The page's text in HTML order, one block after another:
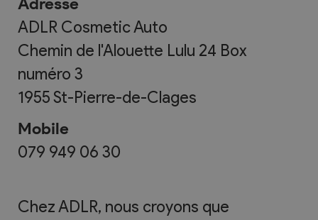
ADLR Cosmetic Auto
Chemin de l'Alouette Lulu 24 Box
numéro 3
1955St-Pierre-de-Clages
Mobile
079 949 06 30
Chez ADLR, nous croyons que